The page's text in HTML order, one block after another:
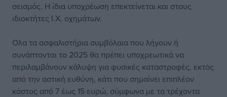
σεισμός. Η ίδια υποχρέωση επεκτείνεται και στους
ιδιοκτήτες Ι.Χ. οχημάτων.
Ολα τα ασφαλιστήρια συμβόλαια που λήγουν ή
συνάπτονται το 2025 θα πρέπει υποχρεωτικά να
περιλαμβάνουν κάλυψη για φυσικές καταστροφές, εκτός
από την αστική ευθύνη, κάτι που σημαίνει επιπλέον
κόστος από 7 έως 15 ευρώ, σύμφωνα με τα τρέχοντα